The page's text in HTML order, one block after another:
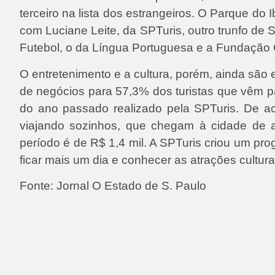
terceiro na lista dos estrangeiros. O Parque do
com Luciane Leite, da SPTuris, outro trunfo de
Futebol, o da Língua Portuguesa e a Fundação
O entretenimento e a cultura, porém, ainda
de negócios para 57,3% dos turistas que vêm
do ano passado realizado pela SPTuris. De
viajando sozinhos, que chegam à cidade
período é de R$ 1,4 mil. A SPTuris criou um
ficar mais um dia e conhecer as atrações
Fonte: Jornal O Estado de S. Paulo